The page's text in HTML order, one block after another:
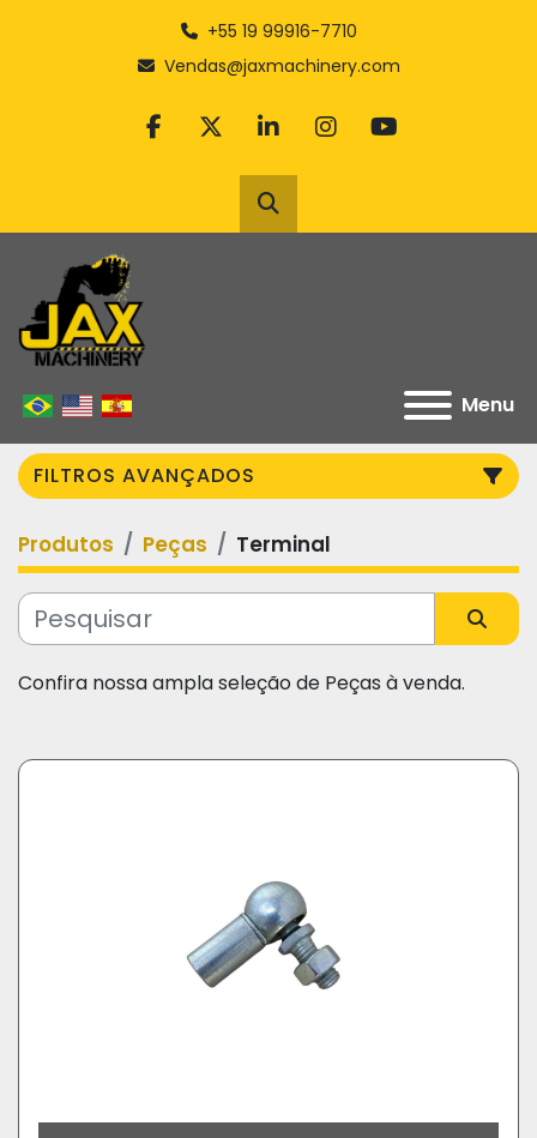
+55 19 99916-7710
Vendas@jaxmachinery.com
facebook
twitterlinkedininstagram
youtube
Pesquisar
Menu
FILTROS AVANÇADOS
Categoria
Fabricante
Produtos Peças Terminal
Confira nossa ampla seleção de Peças à venda.